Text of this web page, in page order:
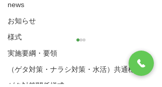
news
お知らせ
様式
実施要綱・要領
（ゲタ対策・ナラシ対策・水活）共通様式
【中止】令和８年度経営
所得安定対策営農計画書
に基づく現地確認につい
て
八代市農業再生協議会